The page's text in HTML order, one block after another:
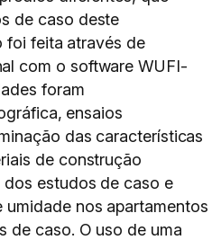
de caso deste
foi feita através de
com o software WUFI-
foram
ensaios
das características
de construção
estudos de caso e
umidade nos apartamentos
de caso. O uso de uma